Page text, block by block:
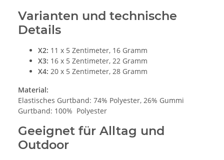
Varianten und technische
Details
X2: 11 x 5 Zentimeter, 16 Gramm
X3: 16 x 5 Zentimeter, 22 Gramm
X4: 20 x 5 Zentimeter, 28 Gramm
Material:
Elastisches Gurtband: 74% Polyester, 26% Gummi
Gurtband: 100% Polyester
Geeignet für Alltag und
Outdoor